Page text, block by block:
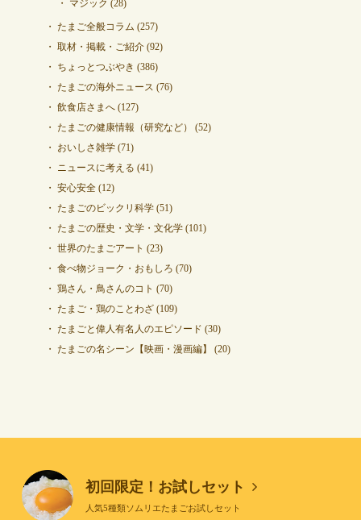
マジック (28)
たまご全般コラム (257)
取材・掲載・ご紹介(92)
ちょっとつぶやき (386)
たまごの海外ニュース (76)
飲食店さまへ(127)
たまごの健康情報（研究など）
(52)
おいしさ雑学(71)
ニュースに考える (41)
安心安全(12)
たまごのビックリ科学(51)
たまごの歴史・文学・文化学(101)
世界のたまごアート (23)
食べ物ジョーク・おもしろ (70)
鶏さん・鳥さんのコト (70)
たまご・鶏のことわざ(109)
たまごと偉人有名人のエピソード (30)
たまごの名シーン【映画・漫画編】
(20)
初回限定！お試しセット
人気5種類ソムリエたまごお試しセット